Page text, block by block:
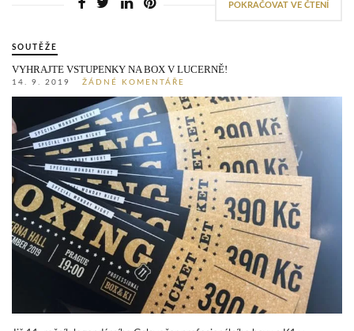
POKRAČOVAT VE ČTENÍ
SOUTĚŽE
VYHRAJTE VSTUPENKY NA BOX V LUCERNĚ!
14. 9. 2019 ŽÁDNÉ KOMENTÁŘE